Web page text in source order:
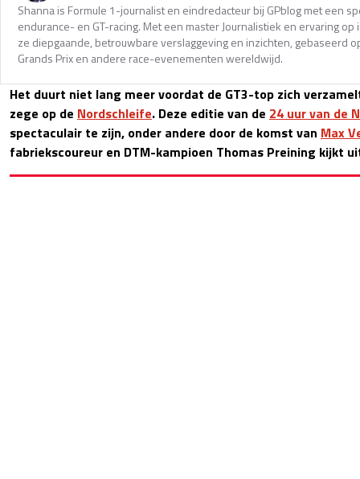
Shanna is Formule 1-journalist en eindredacteur bij GPblog met een
endurance- en GT-racing. Met een master Journalistiek en ervaring
ze diepgaande, betrouwbare verslaggeving en inzichten, gebaseerd
Grands Prix en andere race-evenementen wereldwijd.
Het duurt niet lang meer voordat de GT3-top zich
zege op de Nordschleife. Deze editie van de 24 uur van de
spectaculair te zijn, onder andere door de komst van Max
fabriekscoureur en DTM-kampioen Thomas Preining kijkt